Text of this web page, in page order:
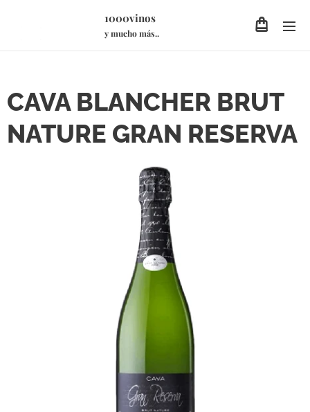
1000vinos
y mucho más..
CAVA BLANCHER BRUT
NATURE GRAN RESERVA